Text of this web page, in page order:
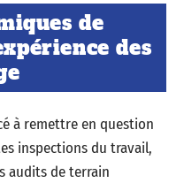
de
des
à remettre en question
inspections du travail,
audits de terrain